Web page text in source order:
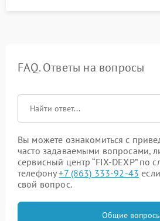
FAQ. Ответы на вопросы
Вы можете ознакомиться с
часто задаваемыми вопросами,
сервисный центр “FIX-DEXP” по
телефону+7 (863) 333-92-43
свой вопрос.
Общие